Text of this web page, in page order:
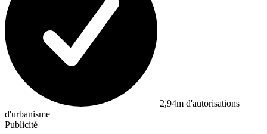
2,94m d'autorisations
d'urbanisme
Publicité